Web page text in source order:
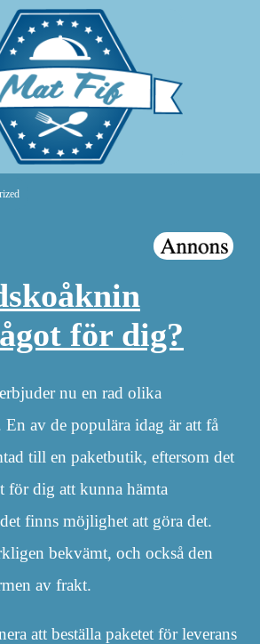
för dig?
nu en rad olika
En av de populära idag är att få
till en paketbutik, eftersom det
för dig att kunna hämta
finns möjlighet att göra det.
bekvämt, och också den
av frakt.
att beställa paketet för leverans